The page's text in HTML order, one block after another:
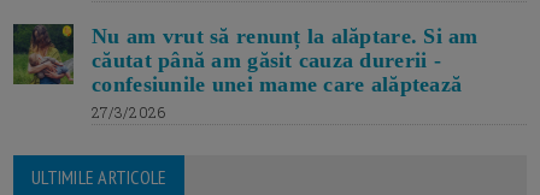
Nu am vrut să renunț la alăptare. Si am
căutat până am găsit cauza durerii -
confesiunile unei mame care alăptează
27/3/2026
ULTIMILE ARTICOLE